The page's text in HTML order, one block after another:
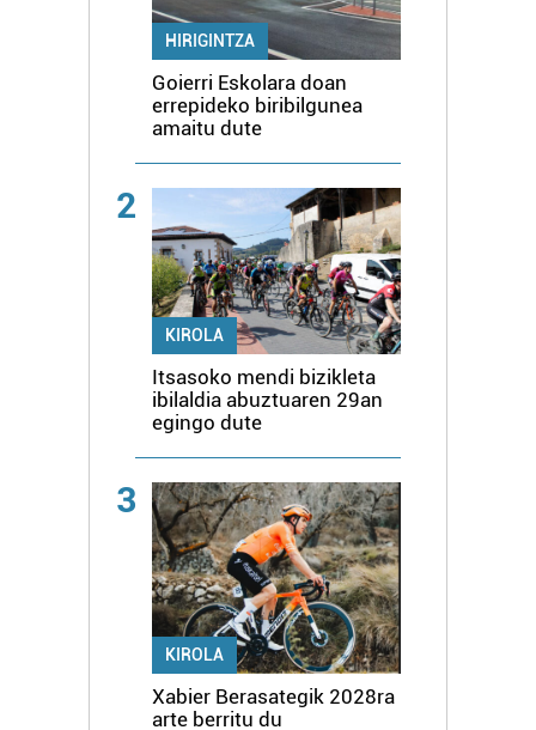
HIRIGINTZA
Goierri Eskolara doan
errepideko biribilgunea
amaitu dute
2
KIROLA
Itsasoko mendi bizikleta
ibilaldia abuztuaren 29an
egingo dute
3
KIROLA
Xabier Berasategik 2028ra
arte berritu du